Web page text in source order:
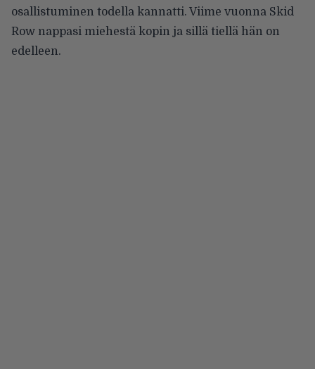
osallistuminen todella kannatti. Viime vuonna Skid
Row nappasi miehestä kopin ja sillä tiellä hän on
edelleen.